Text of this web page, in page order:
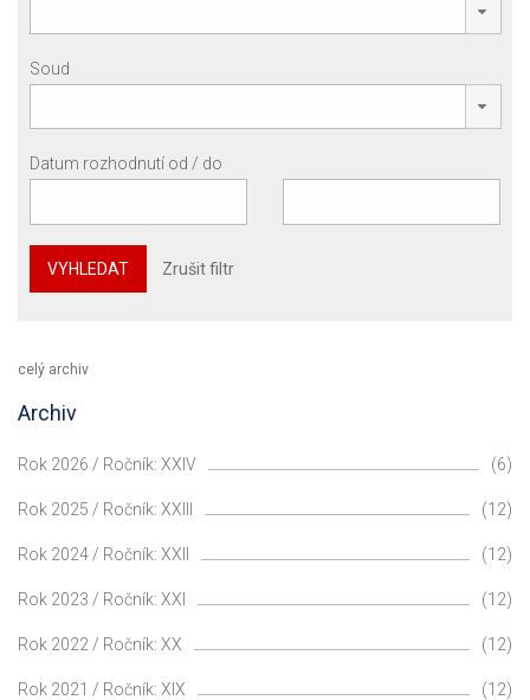
Soud
Datum rozhodnutí od / do
VYHLEDAT Zrušit filtr
celý archiv
Archiv
Rok 2026 / Ročník: XXIV (6)
Rok 2025 / Ročník: XXIII (12)
Rok 2024 / Ročník: XXII (12)
Rok 2023 / Ročník: XXI (12)
Rok 2022 / Ročník: XX (12)
Rok 2021 / Ročník: XIX (12)